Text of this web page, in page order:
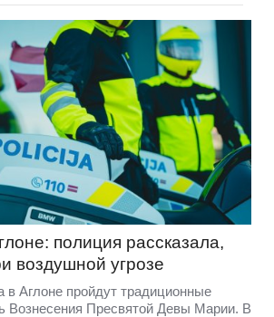
полиция рассказала,
воздушной угрозе
в Аглоне пройдут традиционные
Вознесения Пресвятой Девы Марии. В